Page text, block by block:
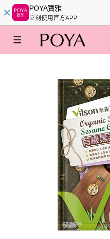
POYA寶雅
立刻使用官方APP